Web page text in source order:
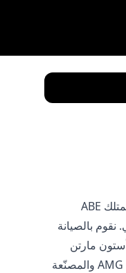
سواء كنت تقود V8 Vantage أو DB11 أو DBS أو DBX، يمتلك ABE
نقوم بالصيانة
مارتن
المصنوعة من الألمنيوم المُلصق ومحركاتها المستمدة من AMG والمصنّعة